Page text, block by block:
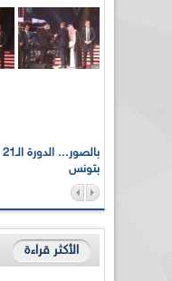
بتونس
الأكثر قراءة